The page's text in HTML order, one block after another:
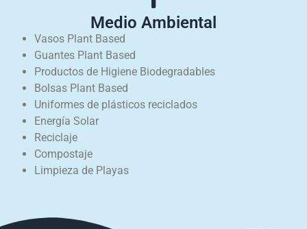
Medio Ambiental
Vasos Plant Based
Guantes Plant Based
Productos de Higiene Biodegradables
Bolsas Plant Based
Uniformes de plásticos reciclados
Energía Solar
Reciclaje
Compostaje
Limpieza de Playas